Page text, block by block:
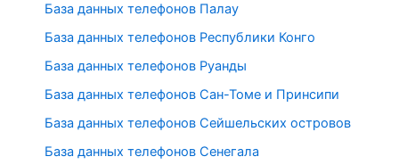
База данных телефонов Палау
База данных телефонов Республики Конго
База данных телефонов Руанды
База данных телефонов Сан-Томе и Принсипи
База данных телефонов Сейшельских островов
База данных телефонов Сенегала